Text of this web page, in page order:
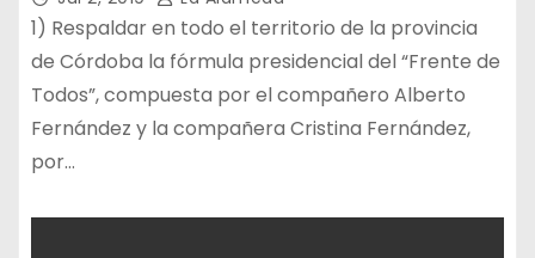
1) Respaldar en todo el territorio de la provincia
de Córdoba la fórmula presidencial del “Frente de
Todos”, compuesta por el compañero Alberto
Fernández y la compañera Cristina Fernández,
por…